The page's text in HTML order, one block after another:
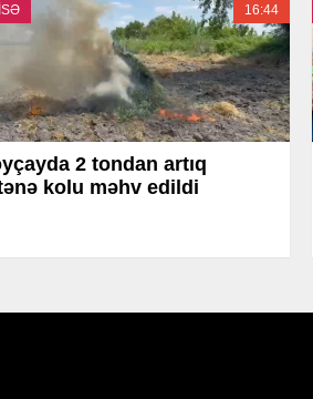
16:44
2 tondan artıq
kolu məhv edildi